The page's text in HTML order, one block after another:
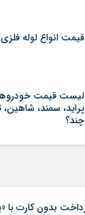
لیست قیمت گوشت مرغ
نرخ جدید اجاره
تهران(مرداد ۱۴۰۵)